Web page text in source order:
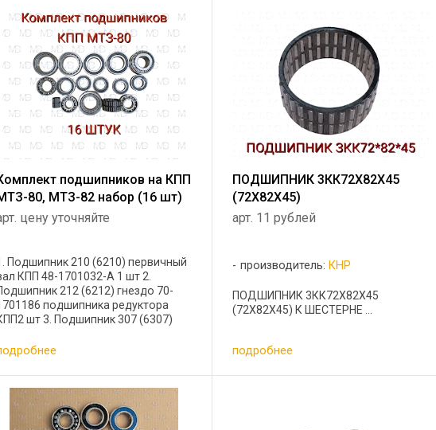
подшипников на КПП
80, МТЗ-82 набор (16 шт)
цену уточняйте
Подшипник 210 (6210) первичный
КПП 48-1701032-А 1 шт 2.
212 (6212) гнездо 70-
подшипника редуктора
шт 3. Подшипник 307 (6307)
КПП1 шт 4. Подшипник
...
ПОДШИПНИК 3КК72Х82Х45
(72X82X45)
арт. 11 рублей
производитель: КНР
ПОДШИПНИК 3КК72Х82Х45
(72X82X45) К ШЕСТЕРНЕ ...
подробнее